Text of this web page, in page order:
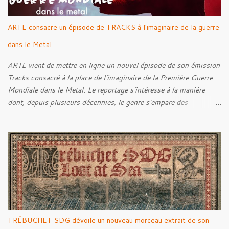
ARTE consacre un épisode de TRACKS à l'imaginaire de la guerre
dans le Metal
ARTE vient de mettre en ligne un nouvel épisode de son émission
Tracks consacré à la place de l'imaginaire de la Première Guerre
Mondiale dans le Metal. Le reportage s'intéresse à la manière
dont, depuis plusieurs décennies, le genre s'empare des
cette réflexion, Tracks est allé à la rencontre de Noise (
Kanonenfieber ) et de Dmytro Kumar ( 1914 ), qui reviennent sur
leur intérêt pour la Première Guerre mondiale. Le documentaire
donne également la parole au producteur Kristian "Kohle"
Kohlmannslehner, collaborateur de 1914 , ainsi qu'à l'historien
Ralf Raths, directeur du Musée allemand des blindés de Munster,
afin d'interroger plus largement la place des images de guerre
dans l'esthétique et l'imaginaire du Metal. Le reportage est à
TRÉBUCHET SDG dévoile un nouveau morceau extrait de son